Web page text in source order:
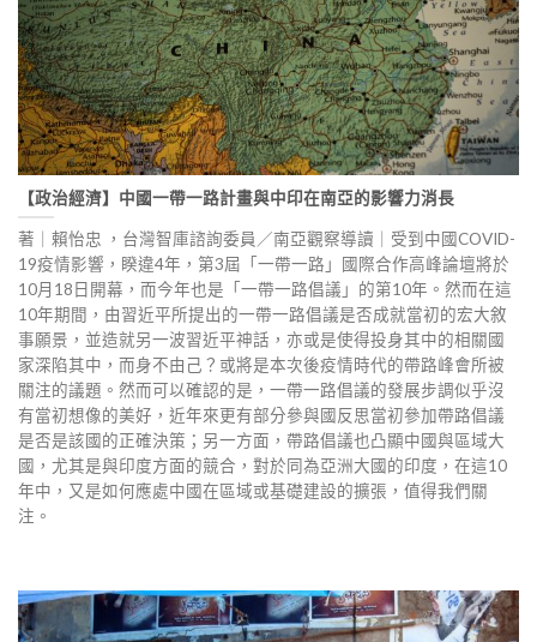
【政治經濟】中國一帶一路計畫與中印在南亞的影響力消長
著｜賴怡忠 ，台灣智庫諮詢委員／南亞觀察導讀｜受到中國COVID-
19疫情影響，睽違4年，第3屆「一帶一路」國際合作高峰論壇將於
10月18日開幕，而今年也是「一帶一路倡議」的第10年。然而在這
10年期間，由習近平所提出的一帶一路倡議是否成就當初的宏大敘
事願景，並造就另一波習近平神話，亦或是使得投身其中的相關國
家深陷其中，而身不由己？或將是本次後疫情時代的帶路峰會所被
關注的議題。然而可以確認的是，一帶一路倡議的發展步調似乎沒
有當初想像的美好，近年來更有部分參與國反思當初參加帶路倡議
是否是該國的正確決策；另一方面，帶路倡議也凸顯中國與區域大
國，尤其是與印度方面的競合，對於同為亞洲大國的印度，在這10
年中，又是如何應處中國在區域或基礎建設的擴張，值得我們關
注。